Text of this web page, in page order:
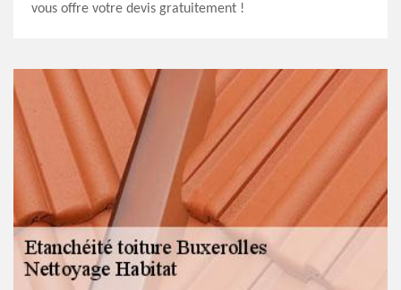
vous offre votre devis gratuitement !